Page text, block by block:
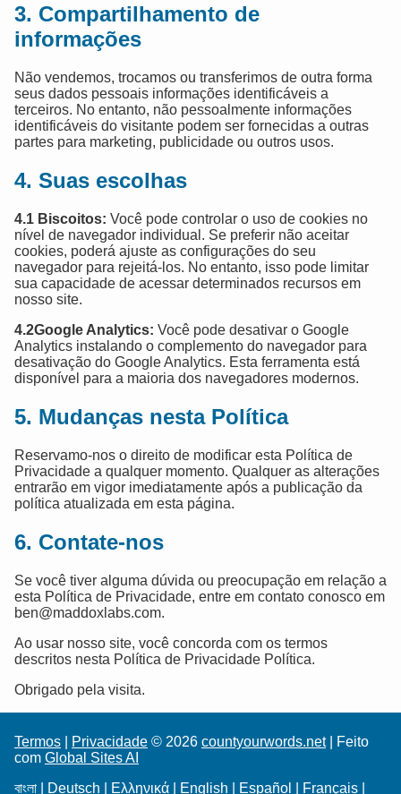
3. Compartilhamento de
informações
Não vendemos, trocamos ou transferimos de outra forma
seus dados pessoais informações identificáveis ​​a
terceiros. No entanto, não pessoalmente informações
identificáveis ​​do visitante podem ser fornecidas a outras
partes para marketing, publicidade ou outros usos.
4. Suas escolhas
4.1 Biscoitos: Você pode controlar o uso de cookies no
nível de navegador individual. Se preferir não aceitar
cookies, poderá ajuste as configurações do seu
navegador para rejeitá-los. No entanto, isso pode limitar
sua capacidade de acessar determinados recursos em
nosso site.
4.2Google Analytics: Você pode desativar o Google
Analytics instalando o complemento do navegador para
desativação do Google Analytics. Esta ferramenta está
disponível para a maioria dos navegadores modernos.
5. Mudanças nesta Política
Reservamo-nos o direito de modificar esta Política de
Privacidade a qualquer momento. Qualquer as alterações
entrarão em vigor imediatamente após a publicação da
política atualizada em esta página.
6. Contate-nos
Se você tiver alguma dúvida ou preocupação em relação a
esta Política de Privacidade, entre em contato conosco em
ben@maddoxlabs.com.
Ao usar nosso site, você concorda com os termos
descritos nesta Política de Privacidade Política.
Obrigado pela visita.
Termos Privacidade © 2026 countyourwords.net| Feito
com Global Sites AI
বাংলা
Deutsch Ελληνικά English Español Français